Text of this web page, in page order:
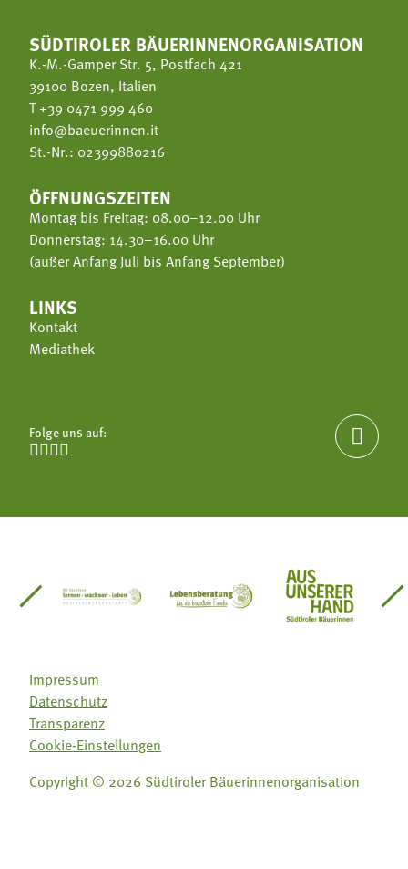
SÜDTIROLER BÄUERINNENORGANISATION
K.-M.-Gamper Str. 5, Postfach 421
39100 Bozen, Italien
T+39 0471 999 460
info@baeuerinnen.it
St.-Nr.: 02399880216
ÖFFNUNGSZEITEN
Montag bis Freitag: 08.00–12.00 Uhr
Donnerstag: 14.30–16.00 Uhr
(außer Anfang Juli bis Anfang September)
LINKS
Kontakt
Mediathek
Folge uns auf:


Südtirol
Gärtnervereinigung
Sozialgenossenschaft Mit Bäuerinnen lernen -
Lebensberatung für dieAus unserer
Impressum
Datenschutz
Transparenz
Cookie-Einstellungen
Copyright © 2026 Südtiroler Bäuerinnenorganisation